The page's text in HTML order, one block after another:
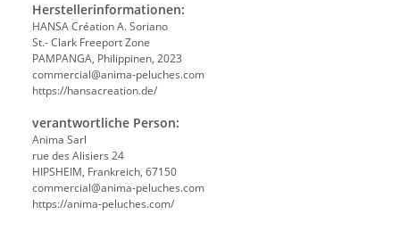
Herstellerinformationen:
HANSA Création A. Soriano
St.- Clark Freeport Zone
PAMPANGA, Philippinen, 2023
commercial@anima-peluches.com
https://hansacreation.de/
verantwortliche Person:
Anima Sarl
rue des Alisiers 24
HIPSHEIM, Frankreich, 67150
commercial@anima-peluches.com
https://anima-peluches.com/